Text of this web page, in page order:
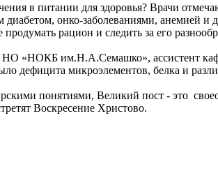
в питании для здоровья? Врачи
онко-заболеваниями, анемией
рацион и следить за его
НО «НОКБ им.Н.А.Семашко»,
дефицита микроэлементов, белка и
понятиями, Великий пост - это
Воскресение Христово.